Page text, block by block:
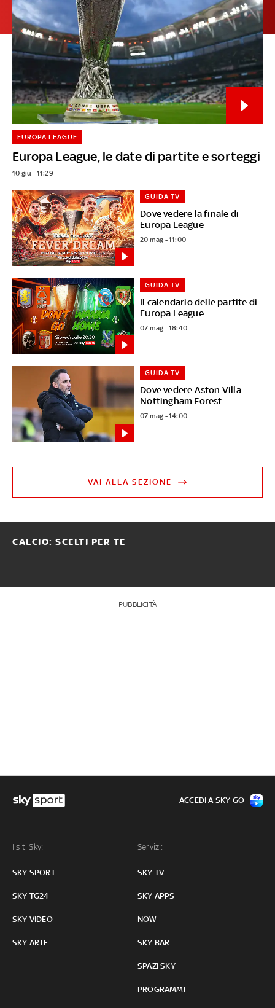
Europa League, le date di partite e sorteggi
EUROPA LEAGUE
10 giu - 11:29
Dove vedere la finale di
Europa League
GUIDA TV
20 mag - 11:00
Il calendario delle partite di
Europa League
GUIDA TV
07 mag - 18:40
Dove vedere Aston Villa-
Nottingham Forest
GUIDA TV
07 mag - 14:00
VAI ALLA SEZIONE
CALCIO: SCELTI PER TE
PUBBLICITÀ
I siti Sky:
SKY SPORT
SKY TG24
SKY VIDEO
SKY ARTE
Servizi:
SKY TV
SKY APPS
NOW
SKY BAR
SPAZI SKY
PROGRAMMI
ACCEDI A SKY GO